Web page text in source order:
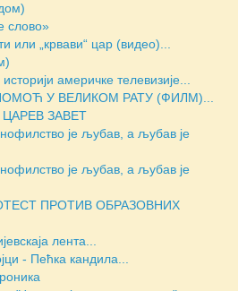
слово»
или „крвави“ цар (видео)...
америчке телевизије...
У ВЕЛИКОМ РАТУ (ФИЛМ)...
ЦАРЕВ ЗАВЕТ
је љубав, а љубав је
је љубав, а љубав је
ПРОТИВ ОБРАЗОВНИХ
лента...
- Пећка кандила...